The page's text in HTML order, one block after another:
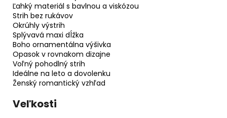
Ľahký materiál s bavlnou a viskózou
Strih bez rukávov
Okrúhly výstrih
Splývavá maxi dĺžka
Boho ornamentálna výšivka
Opasok v rovnakom dizajne
Voľný pohodlný strih
Ideálne na leto a dovolenku
Ženský romantický vzhľad
Veľkosti